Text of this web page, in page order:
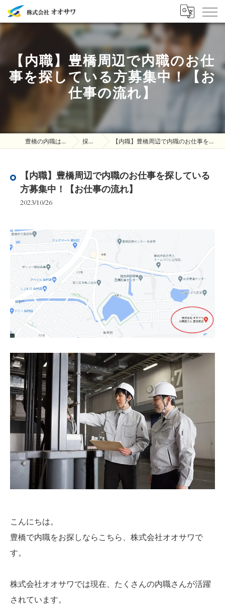
【内職】豊橋周辺で内職のお仕
事を探している方募集中！【お
仕事の流れ】
豊橋の内職は株式会社オオサワ 採用ブログ 【内職】豊橋周辺で内職のお仕事を探している方募集中！【お仕事の流れ】
【内職】豊橋周辺で内職のお仕事を探している
方募集中！【お仕事の流れ】
2023/10/26
こんにちは。
豊橋で内職をお探しならこちら、株式会社オオサワで
す。
株式会社オオサワでは現在、たくさんの内職さんが活躍
されています。